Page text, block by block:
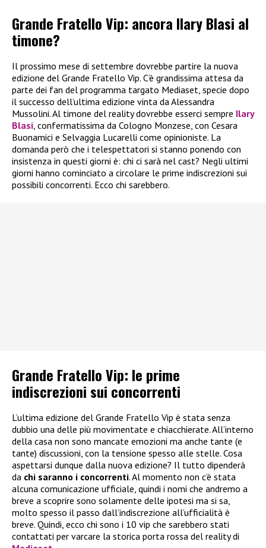
Grande Fratello Vip: ancora Ilary Blasi al
timone?
Il prossimo mese di settembre dovrebbe partire la nuova
edizione del Grande Fratello Vip. C’è grandissima attesa da
parte dei fan del programma targato Mediaset, specie dopo
il successo dell’ultima edizione vinta da Alessandra
Mussolini. Al timone del reality dovrebbe esserci sempre Ilary
Blasi, confermatissima da Cologno Monzese, con Cesara
Buonamici e Selvaggia Lucarelli come opinioniste. La
domanda però che i telespettatori si stanno ponendo con
insistenza in questi giorni è: chi ci sarà nel cast? Negli ultimi
giorni hanno cominciato a circolare le prime indiscrezioni sui
possibili concorrenti. Ecco chi sarebbero.
Grande Fratello Vip: le prime
indiscrezioni sui concorrenti
L’ultima edizione del Grande Fratello Vip è stata senza
dubbio una delle più movimentate e chiacchierate. All’interno
della casa non sono mancate emozioni ma anche tante (e
tante) discussioni, con la tensione spesso alle stelle. Cosa
aspettarsi dunque dalla nuova edizione? Il tutto dipenderà
da chi saranno i concorrenti. Al momento non c’è stata
alcuna comunicazione ufficiale, quindi i nomi che andremo a
breve a scoprire sono solamente delle ipotesi ma si sa,
molto spesso il passo dall’indiscrezione all’ufficialità è
breve. Quindi, ecco chi sono i 10 vip che sarebbero stati
contattati per varcare la storica porta rossa del reality di